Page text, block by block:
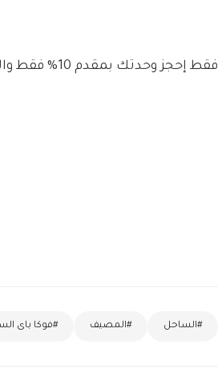
فقط إحجز وحدتك بمقدم 10% فقط والباقى على 8 سنـــوات أقســـاط متســـاوية
#الساحل #المصيف #فوكا باى